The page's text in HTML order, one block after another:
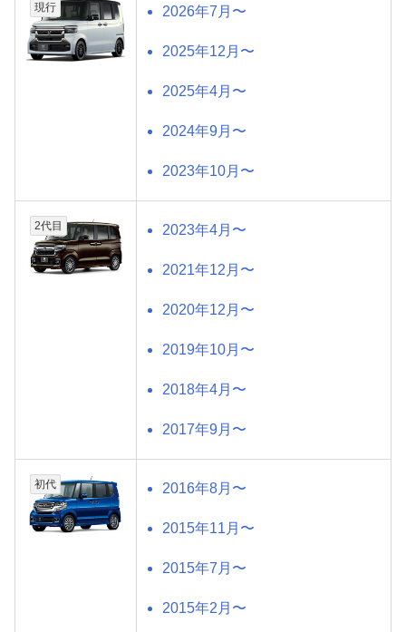
現行 2026年7月〜
2025年12月〜
2025年4月〜
2024年9月〜
2023年10月〜
2代目 2023年4月〜
2021年12月〜
2020年12月〜
2019年10月〜
2018年4月〜
2017年9月〜
初代 2016年8月〜
2015年11月〜
2015年7月〜
2015年2月〜